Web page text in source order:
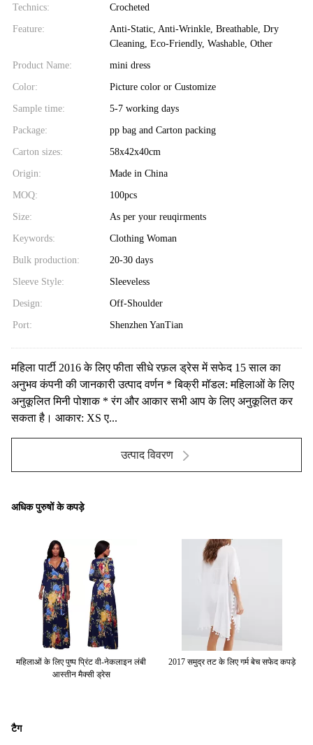
Technics: Crocheted
Feature:
Anti-Static, Anti-Wrinkle, Breathable, Dry
Cleaning, Eco-Friendly, Washable, Other
Product Name: mini dress
Color: Picture color or Customize
Sample time: 5-7 working days
Package: pp bag and Carton packing
Carton sizes: 58x42x40cm
Origin: Made in China
MOQ: 100pcs
Size: As per your reuqirments
Keywords: Clothing Woman
Bulk production: 20-30 days
Sleeve Style: Sleeveless
Design: Off-Shoulder
Port: Shenzhen YanTian
महिला पार्टी 2016 के लिए फीता सीधे रफ़ल ड्रेस में सफेद 15 साल का
अनुभव कंपनी की जानकारी उत्पाद वर्णन * बिक्री मॉडल: महिलाओं के लिए
अनुकूलित मिनी पोशाक * रंग और आकार सभी आप के लिए अनुकूलित कर
सकता है। आकार: XS ए...
उत्पाद विवरण
अधिक पुरुषों के कपड़े
महिलाओं के लिए पुष्प प्रिंट वी-नेकलाइन लंबी
आस्तीन मैक्सी ड्रेस
2017 समुद्र तट के लिए गर्म बेच सफेद कपड़े
टैग